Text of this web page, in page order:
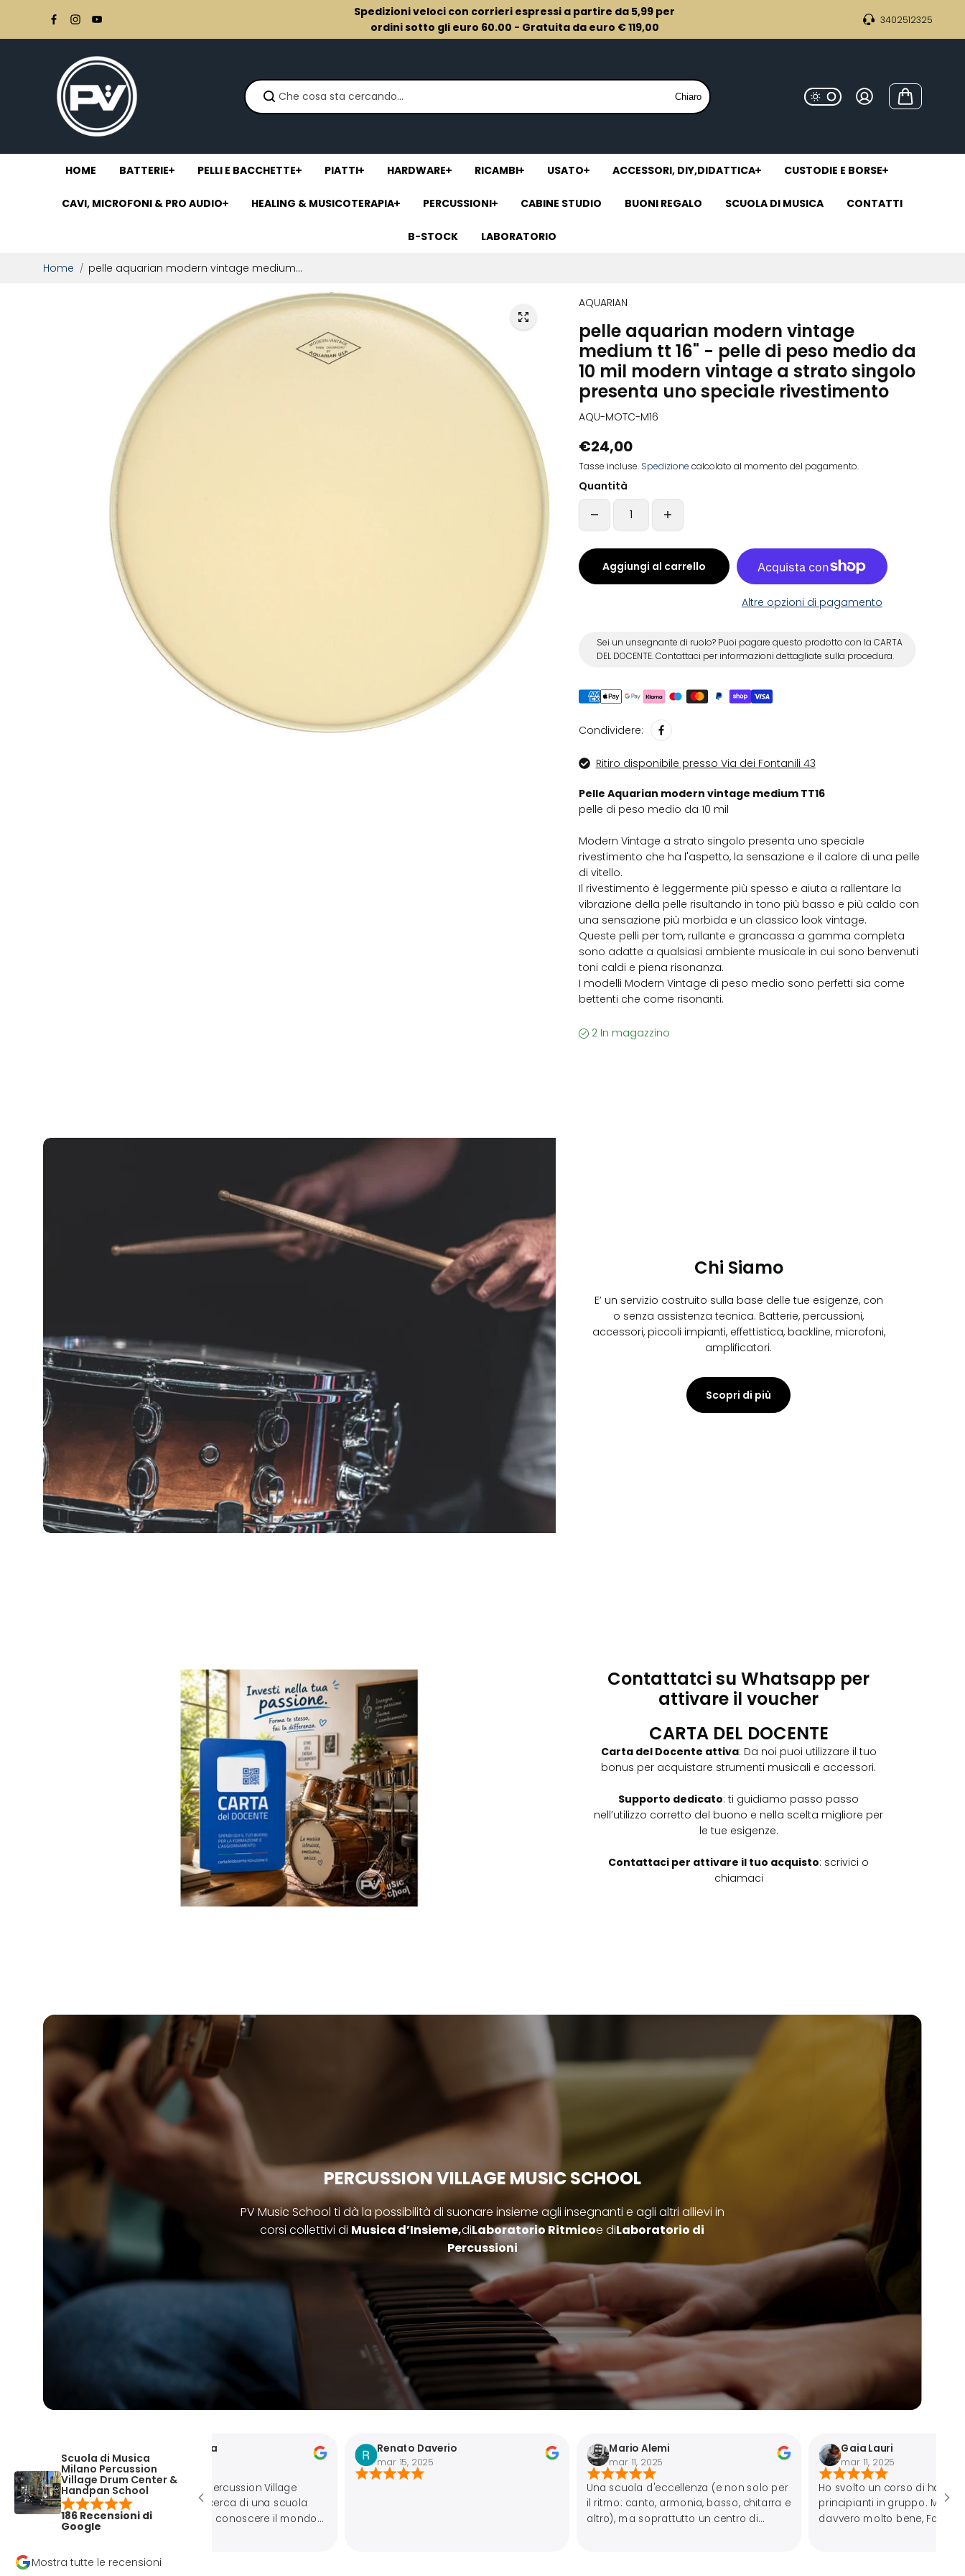
contenuto
Spedizioni veloci con corrieri espressi a partire da 5,99 per
ordini sotto gli euro 60.00 - Gratuita da euro € 119,00
3402512325
Chiaro
HOME BATTERIE PELLI E BACCHETTE PIATTI HARDWARE RICAMBI USATO ACCESSORI, DIY,DIDATTICA CUSTODIE E BORSE
CAVI, MICROFONI & PRO AUDIO HEALING & MUSICOTERAPIA PERCUSSIONI CABINE STUDIO BUONI REGALO SCUOLA DI MUSICA CONTATTI
B-STOCK LABORATORIO
Home pelle aquarian modern vintage medium...
AQUARIAN
pelle aquarian modern vintage
medium tt 16" - pelle di peso medio da
10 mil modern vintage a strato singolo
presenta uno speciale rivestimento
AQU-MOTC-M16
€24,00
Tasse incluse. Spedizione calcolato al momento del pagamento.
Quantità
Aggiungi al carrello
Altre opzioni di pagamento
Sei un unsegnante di ruolo? Puoi pagare questo prodotto con la CARTA
DEL DOCENTE. Contattaci per informazioni dettagliate sulla procedura.
Condividere:
Ritiro disponibile presso Via dei Fontanili 43
Pelle Aquarian modern vintage medium TT16
pelle di peso medio da 10 mil
Modern Vintage a strato singolo presenta uno speciale
rivestimento che ha l'aspetto, la sensazione e il calore di una pelle
di vitello.
Il rivestimento è leggermente più spesso e aiuta a rallentare la
vibrazione della pelle risultando in tono più basso e più caldo con
una sensazione più morbida e un classico look vintage.
Queste pelli per tom, rullante e grancassa a gamma completa
sono adatte a qualsiasi ambiente musicale in cui sono benvenuti
toni caldi e piena risonanza.
I modelli Modern Vintage di peso medio sono perfetti sia come
bettenti che come risonanti.
2 In magazzino
Chi Siamo
E’ un servizio costruito sulla base delle tue esigenze, con
o senza assistenza tecnica. Batterie, percussioni,
accessori, piccoli impianti, effettistica, backline, microfoni,
amplificatori.
Scopri di più
Contattatci su Whatsapp per
attivare il voucher
CARTA DEL DOCENTE
Carta del Docente attiva: Da noi puoi utilizzare il tuo
bonus per acquistare strumenti musicali e accessori.
Supporto dedicato: ti guidiamo passo passo
nell’utilizzo corretto del buono e nella scelta migliore per
le tue esigenze.
Contattaci per attivare il tuo acquisto: scrivici o
chiamaci
PERCUSSION VILLAGE MUSIC SCHOOL
PV Music School ti dà la possibilità di suonare insieme agli insegnanti e agli altri allievi in
corsi collettivi di Musica d’Insieme,diLaboratorio Ritmicoe diLaboratorio di
Percussioni
Scuola di Musica
Milano Percussion
Village Drum Center &
Handpan School
186 Recensioni di
Google
mar 31, 2025
Ho conosciuto il percussion Village
perché ero alla ricerca di una scuola
che mi aiutasse a conoscere il mondo
dell’Handpan… ho iniziato da qualche
individuali, e non li mollo più! Staff
Renato Daverio
mar 15, 2025
Mario Alemi
mar 11, 2025
Una scuola d'eccellenza (e non solo per
il ritmo: canto, armonia, basso, chitarra e
altro), ma soprattutto un centro di
Gaia Lauri
mar 11, 2025
Ho svolto un corso di handpan per
principianti in gruppo. Mi sonos trovata
davvero molto bene, Fabrizio ha
Mostra tutte le recensioni